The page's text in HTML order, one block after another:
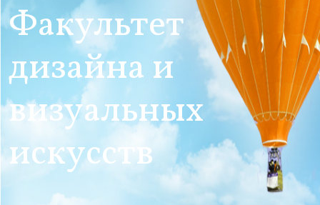
Факультет
дизайна и
визуальных
искусств